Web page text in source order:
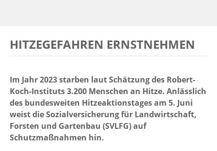
HITZEGEFAHREN ERNSTNEHMEN
Im Jahr 2023 starben laut Schätzung des Robert-
Koch-Instituts 3.200 Menschen an Hitze. Anlässlich
des bundesweiten Hitzeaktionstages am 5. Juni
weist die Sozialversicherung für Landwirtschaft,
Forsten und Gartenbau (SVLFG) auf
Schutzmaßnahmen hin.